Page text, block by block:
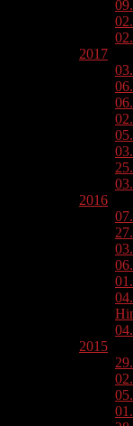
2017
2016
2015